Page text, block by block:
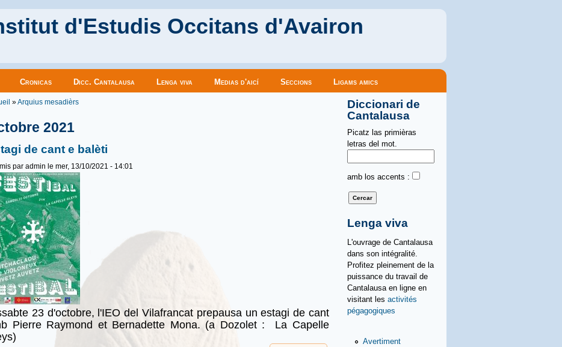
d'Estudis Occitans d'Avairon
Cronicas Dicc. Cantalausa Lenga viva Medias d'aicí Seccions Ligams amics
êtes ici
»Arquius mesadièrs
2021
de cant e balèti
par admin le mer, 13/10/2021 - 14:01
23 d'octobre, l'IEO del Vilafrancat prepausa un estagi de cant
Pierre Raymond et Bernadette Mona. (a Dozolet : La Capelle
Diccionari de
Cantalausa
Picatz las primièras
letras del mot.
amb los accents :
Lenga viva
L'ouvrage de Cantalausa
dans son intégralité.
Profitez pleinement de la
puissance du travail de
Cantalausa en ligne en
visitant les activités
pégagogiques
Avertiment